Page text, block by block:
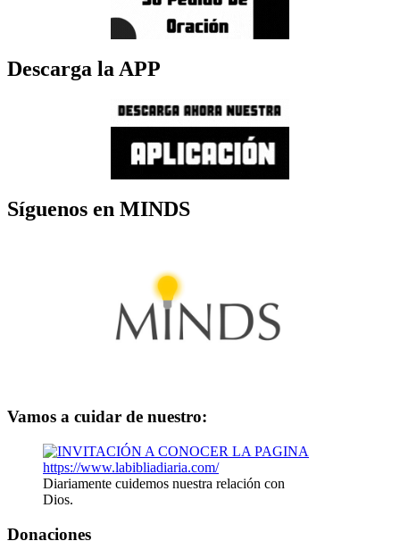
Descarga la APP
Síguenos en MINDS
Vamos a cuidar de nuestro:
Diariamente cuidemos nuestra relación con
Dios.
Donaciones